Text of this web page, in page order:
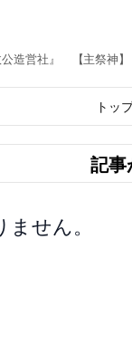
造営社』 【主祭神】
トッ
記事
せん。